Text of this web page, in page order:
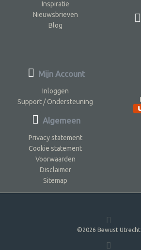
Inspiratie
Nieuwsbrieven
Blog
Mijn Account
Inloggen
Support / Ondersteuning
Algemeen
Privacy statement
Cookie statement
Voorwaarden
Disclaimer
Sitemap
©2026 Bewust Utrecht